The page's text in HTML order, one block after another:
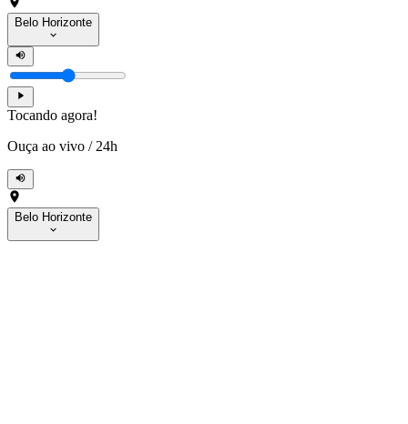
Belo Horizonte
Tocando agora!
Ouça ao vivo / 24h
Belo Horizonte